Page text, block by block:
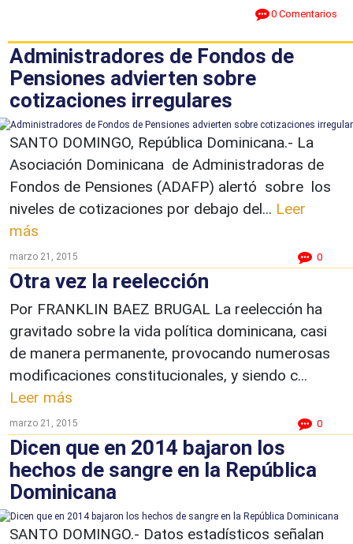
0 Comentarios
Administradores de Fondos de
Pensiones advierten sobre
cotizaciones irregulares
SANTO DOMINGO, República Dominicana.- La
Asociación Dominicana de Administradoras de
Fondos de Pensiones (ADAFP) alertó sobre los
niveles de cotizaciones por debajo del... Leer
más
marzo 21, 2015 0
Otra vez la reelección
Por FRANKLIN BAEZ BRUGAL La reelección ha
gravitado sobre la vida política dominicana, casi
de manera permanente, provocando numerosas
modificaciones constitucionales, y siendo c...
Leer más
marzo 21, 2015 0
Dicen que en 2014 bajaron los
hechos de sangre en la República
Dominicana
SANTO DOMINGO.- Datos estadísticos señalan